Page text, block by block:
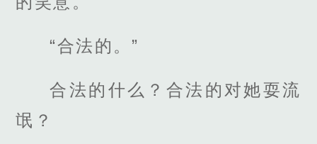
“合法的。”
合法的什么？合法的对她耍流
氓？